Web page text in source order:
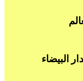
البيضاء